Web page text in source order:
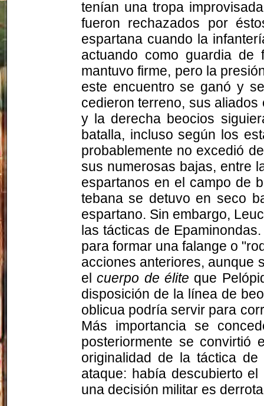
tenían una tropa
fueron rechazados por
espartana cuando la
actuando como guardia
mantuvo firme, pero la
este encuentro se ganó y
cedieron terreno, sus
y la derecha beocios
batalla, incluso según los
probablemente no excedió
sus numerosas bajas, entre
espartanos en el campo de
tebana se detuvo en seco
espartano. Sin embargo,
las tácticas de
para formar una falange o
acciones anteriores, aunque
elcuerpo de élite que
disposición de la línea de
oblicua podría servir para
Más importancia se
posteriormente se convirtió
originalidad de la táctica
ataque: había descubierto
una decisión militar es